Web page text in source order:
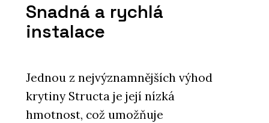
Snadná a rychlá
instalace
Jednou z nejvýznamnějších výhod
krytiny Structa je její nízká
hmotnost, což umožňuje